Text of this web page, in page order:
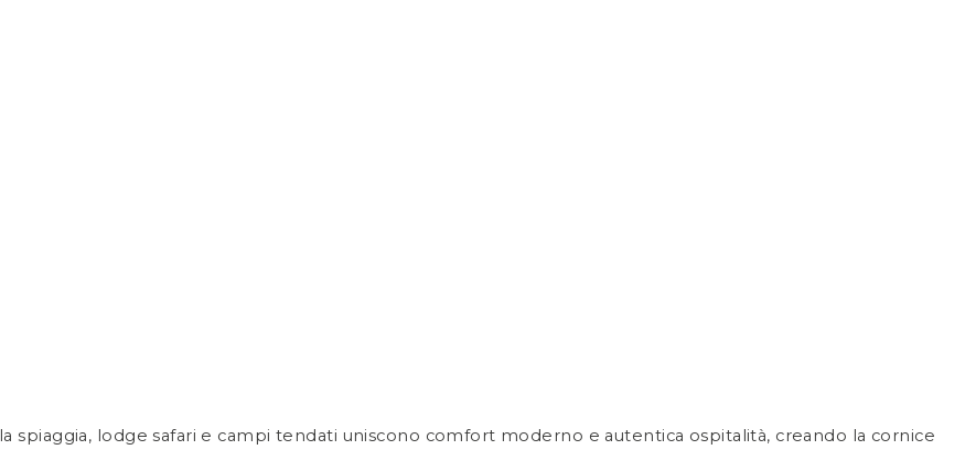
spiaggia, lodge safari e campi tendati uniscono comfort moderno e autentica ospitalità, creando la cornice